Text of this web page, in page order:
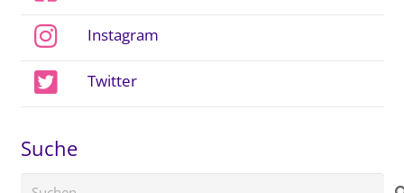
Instagram
Twitter
Suche
Suchen